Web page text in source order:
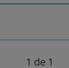
1 de 1